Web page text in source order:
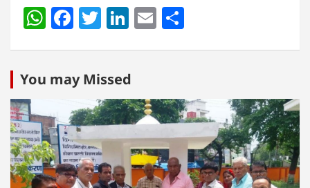
W
s
A
p
p
F
e
b
o
o
k
T
er
Li
e
dI
n
E
You may Missed